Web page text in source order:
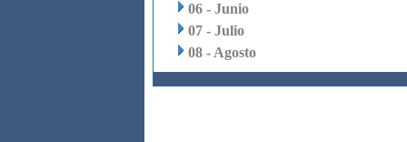
06 - Junio
07 - Julio
08 - Agosto